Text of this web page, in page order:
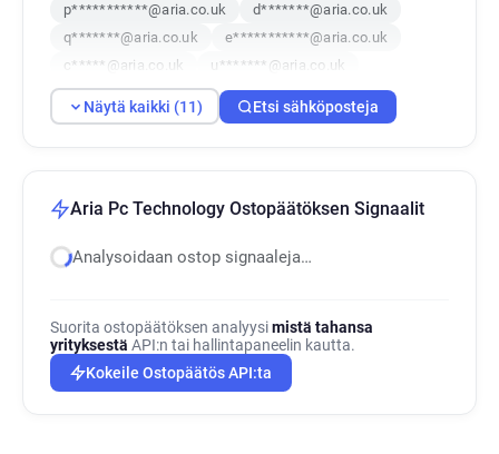
p***********@aria.co.uk
d*******@aria.co.uk
q*******@aria.co.uk
e***********@aria.co.uk
c*****@aria.co.uk
u*******@aria.co.uk
s**********@aria.co.uk
a*******@aria.co.uk
l*********@aria.co.uk
Näytä kaikki (11) Etsi sähköposteja
Aria Pc Technology Ostopäätöksen Signaalit
Analysoidaan ostop signaaleja…
Suorita ostopäätöksen analyysimistä tahansa
yrityksestä API:n tai hallintapaneelin kautta.
Kokeile Ostopäätös API:ta